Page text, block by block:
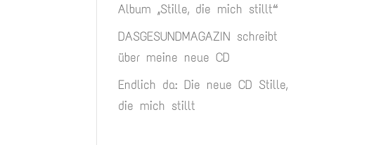
Album „Stille, die mich stillt“
DASGESUNDMAGAZIN schreibt
über meine neue CD
Endlich da: Die neue CD Stille,
die mich stillt